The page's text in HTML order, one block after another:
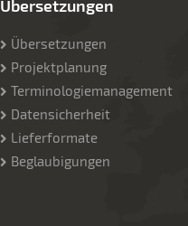
Übersetzungen
Übersetzungen
Projektplanung
Terminologiemanagement
Datensicherheit
Lieferformate
Beglaubigungen